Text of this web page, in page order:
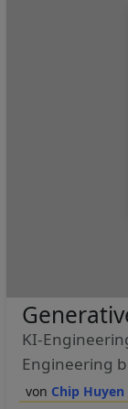
Chip Huyen
KI-
Engineering